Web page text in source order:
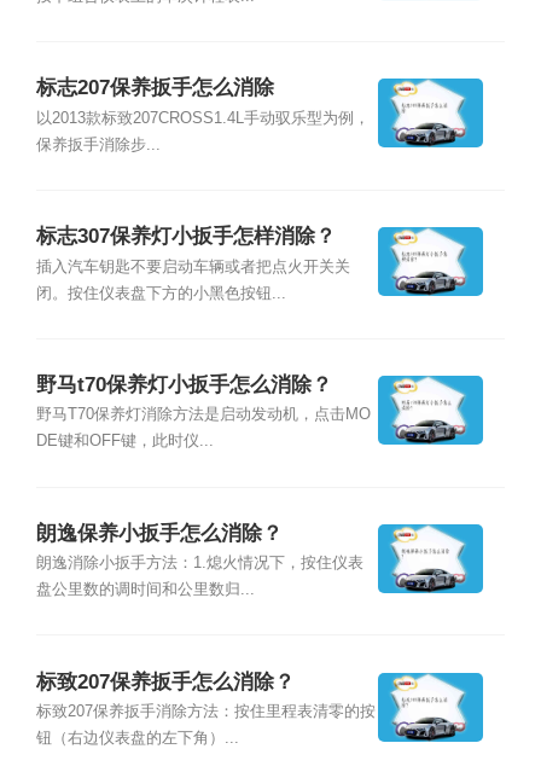
标志207保养扳手怎么消除
以2013款标致207CROSS1.4L手动驭乐型为例，
保养扳手消除步...
标志307保养灯小扳手怎样消除？
插入汽车钥匙不要启动车辆或者把点火开关关
闭。按住仪表盘下方的小黑色按钮...
野马t70保养灯小扳手怎么消除？
野马T70保养灯消除方法是启动发动机，点击MO
DE键和OFF键，此时仪...
朗逸保养小扳手怎么消除？
朗逸消除小扳手方法：1.熄火情况下，按住仪表
盘公里数的调时间和公里数归...
标致207保养扳手怎么消除？
标致207保养扳手消除方法：按住里程表清零的按
钮（右边仪表盘的左下角）...